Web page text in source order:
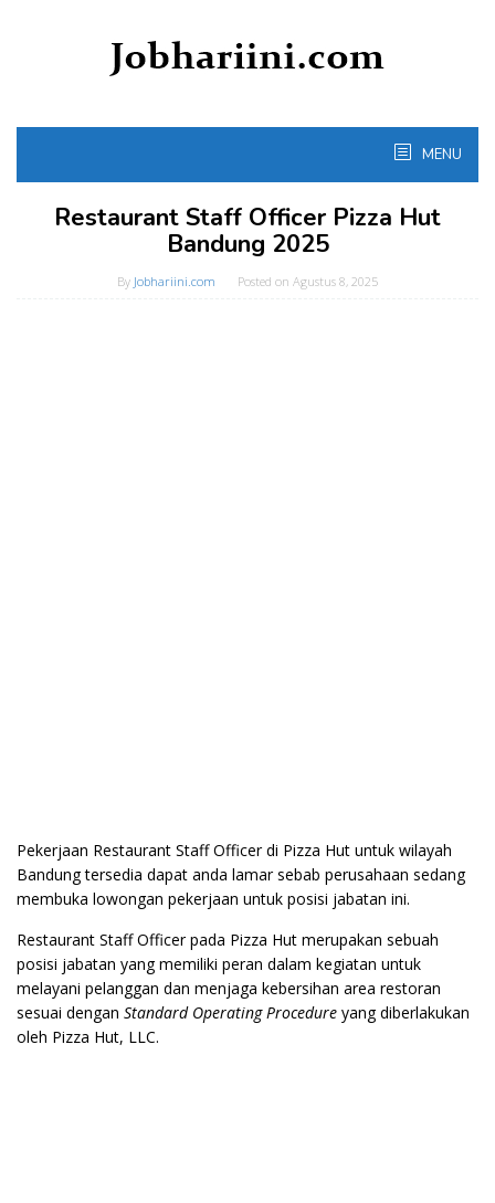
MENU
Restaurant Staff Officer Pizza Hut
Bandung 2025
By Jobhariini.com Posted on Agustus 8, 2025
Pekerjaan Restaurant Staff Officer di Pizza Hut untuk wilayah
Bandung tersedia dapat anda lamar sebab perusahaan sedang
membuka lowongan pekerjaan untuk posisi jabatan ini.
Restaurant Staff Officer pada Pizza Hut merupakan sebuah
posisi jabatan yang memiliki peran dalam kegiatan untuk
melayani pelanggan dan menjaga kebersihan area restoran
sesuai dengan Standard Operating Procedure yang diberlakukan
oleh Pizza Hut, LLC.